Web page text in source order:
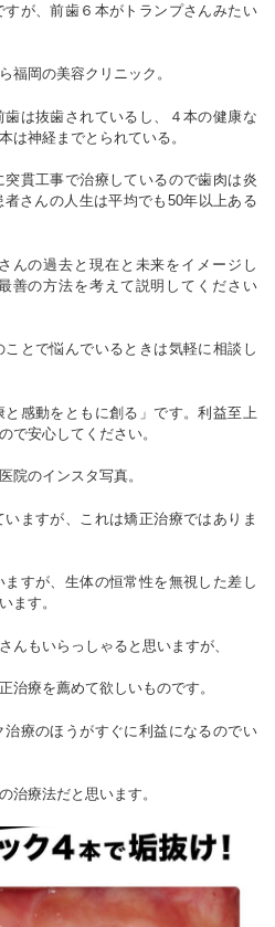
が、前歯６本がトランプさんみたい
福岡の美容クリニック。
は抜歯されているし、４本の健康な
は神経までとられている。
貫工事で治療しているので歯肉は炎
さんの人生は平均でも50年以上ある
んの過去と現在と未来をイメージし
善の方法を考えて説明してください
とで悩んでいるときは気軽に相談し
感動をともに創る」です。利益至上
で安心してください。
院のインスタ写真。
いますが、これは矯正治療ではありま
すが、生体の恒常性を無視した差し
ます。
んもいらっしゃると思いますが、
治療を薦めて欲しいものです。
療のほうがすぐに利益になるのでい
治療法だと思います。